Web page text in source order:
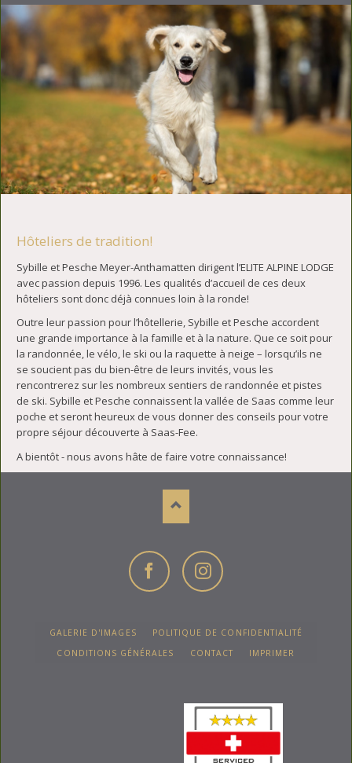
Hôteliers de tradition!
Sybille et Pesche Meyer-Anthamatten dirigent l’ELITE ALPINE LODGE
avec passion depuis 1996. Les qualités d’accueil de ces deux
hôteliers sont donc déjà connues loin à la ronde!
Outre leur passion pour l’hôtellerie, Sybille et Pesche accordent
une grande importance à la famille et à la nature. Que ce soit pour
la randonnée, le vélo, le ski ou la raquette à neige – lorsqu’ils ne
se soucient pas du bien-être de leurs invités, vous les
rencontrerez sur les nombreux sentiers de randonnée et pistes
de ski. Sybille et Pesche connaissent la vallée de Saas comme leur
poche et seront heureux de vous donner des conseils pour votre
propre séjour découverte à Saas-Fee.
A bientôt - nous avons hâte de faire votre connaissance!
ALLER
CONTENU
GALERIE D'IMAGES
POLITIQUE DE CONFIDENTIALITÉ
CONDITIONS GÉNÉRALES
CONTACT IMPRIMER